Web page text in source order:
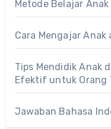
Metode Belajar Anak
Cara Mengajar
Tips Mendidik Anak
Efektif untuk Orang
Jawaban Bahasa